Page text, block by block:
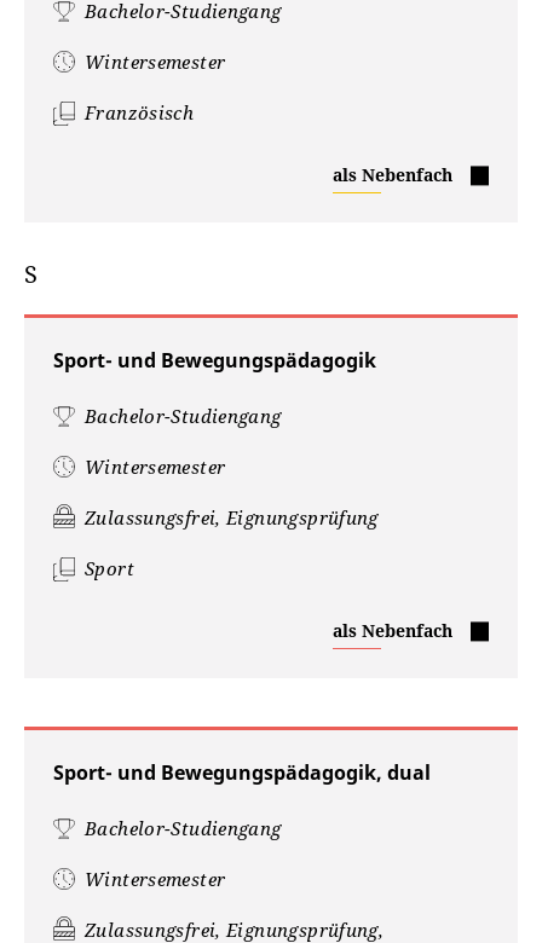
Bachelor-Studiengang
Wintersemester
Französisch
Romanistik
als Nebenfach
S
Sport- und Bewegungspädagogik
Bachelor-Studiengang
Wintersemester
Zulassungsfrei, Eignungsprüfung
Sport
Sport-
und
als Nebenfach
Sport- und Bewegungspädagogik, dual
Bachelor-Studiengang
Wintersemester
Zulassungsfrei, Eignungsprüfung,